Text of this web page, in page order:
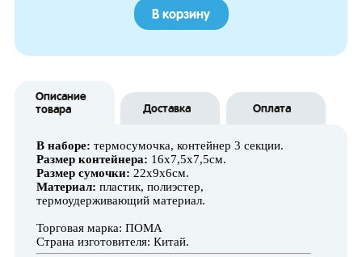
В корзину
Описание
товара
Доставка Оплата
В наборе: термосумочка, контейнер 3 секции.
Размер контейнера: 16х7,5х7,5см.
Размер сумочки: 22х9х6см.
Материал: пластик, полиэстер,
термоудерживающий материал.
Торговая марка: ПОМА
Страна изготовителя: Китай.